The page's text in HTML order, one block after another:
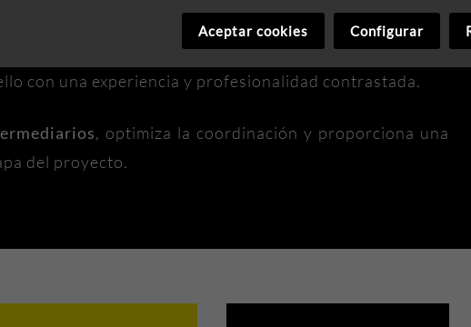
una única interlocución en obra
. Los jefes de obra
el responsable de Qromia, lo que aseguraagilidad,
con una experiencia y profesionalidad contrastada.
, optimiza la coordinación y proporciona una
del proyecto.
Aceptar cookies Configurar